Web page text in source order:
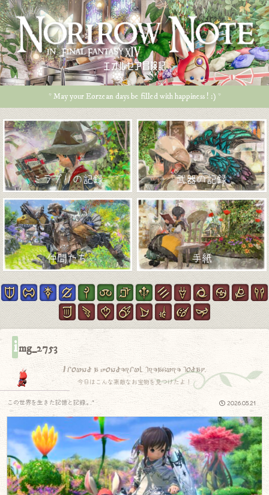
エオルゼア冒険記
* May your Eorzean days be filled with happiness ! :) *
ミラプリの記録 武器の記録
仲間たち 手紙
img_2753
I found a wonderful treasure today.
今日はこんな素敵なお宝物を見つけたよ！
2026.05.21
この世界を生きた記憶と記録.｡.:*